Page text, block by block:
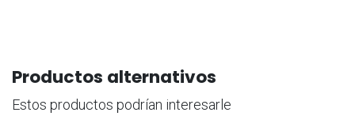
Productos alternativos
Estos productos podrían interesarle